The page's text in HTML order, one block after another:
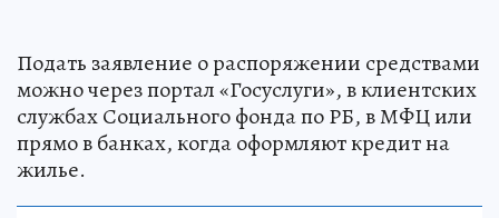
Подать заявление о распоряжении средствами
можно через портал «Госуслуги», в клиентских
службах Социального фонда по РБ, в МФЦ или
прямо в банках, когда оформляют кредит на
жилье.